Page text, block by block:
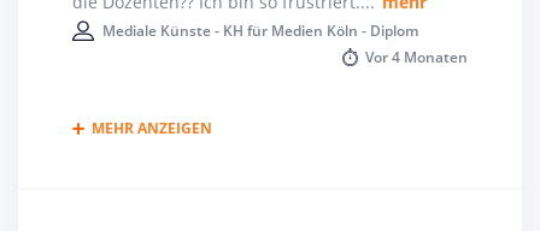
Mediale Künste - KH für Medien Köln - Diplom
Vor4 Monaten
MEHR ANZEIGEN